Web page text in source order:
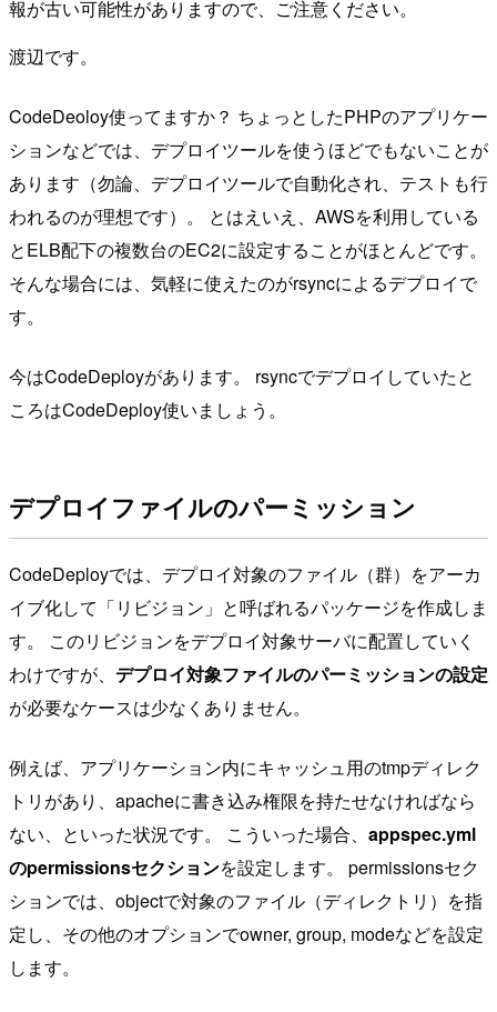
報が古い可能性がありますので、ご注意ください。
渡辺です。
CodeDeoloy使ってますか？ ちょっとしたPHPのアプリケー
ションなどでは、デプロイツールを使うほどでもないことが
あります（勿論、デプロイツールで自動化され、テストも行
われるのが理想です）。 とはえいえ、AWSを利用している
とELB配下の複数台のEC2に設定することがほとんどです。
そんな場合には、気軽に使えたのがrsyncによるデプロイで
す。
今はCodeDeployがあります。 rsyncでデプロイしていたと
ころはCodeDeploy使いましょう。
デプロイファイルのパーミッション
CodeDeployでは、デプロイ対象のファイル（群）をアーカ
イブ化して「リビジョン」と呼ばれるパッケージを作成しま
す。 このリビジョンをデプロイ対象サーバに配置していく
わけですが、 デプロイ対象ファイルのパーミッションの設定
が必要なケースは少なくありません。
例えば、アプリケーション内にキャッシュ用のtmpディレク
トリがあり、apacheに書き込み権限を持たせなければなら
ない、といった状況です。 こういった場合、 appspec.yml
のpermissionsセクションを設定します。 permissionsセク
ションでは、objectで対象のファイル（ディレクトリ）を指
定し、その他のオプションでowner, group, modeなどを設定
します。